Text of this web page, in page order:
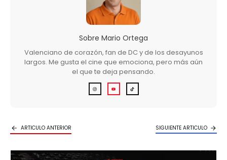
Sobre Mario Ortega
Valenciano de corazón, fan de DC y de los desayunos
largos. Me gusta el cine que emociona, pero más aún
el que te deja pensando.
ARTICULO ANTERIOR SIGUIENTE ARTICULO